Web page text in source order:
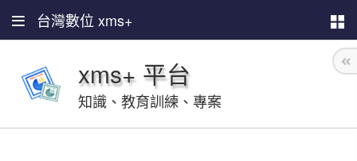
台灣數位 xms+
xms+ 平台
知識、教育訓練、專案